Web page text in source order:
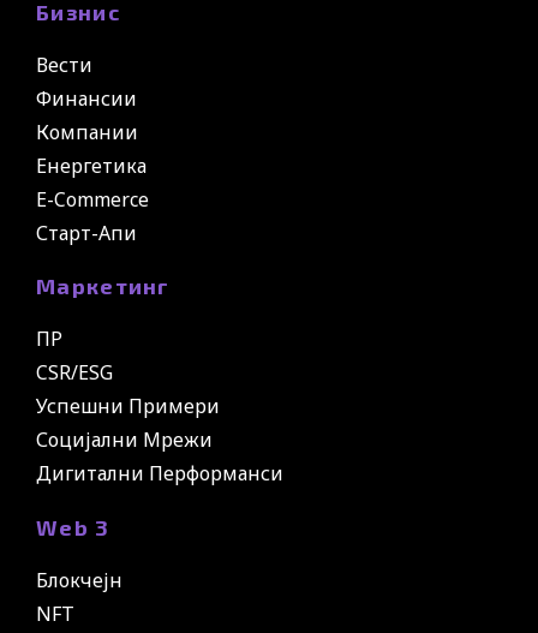
Бизнис
Вести
Финансии
Компании
Енергетика
E-Commerce
Старт-Апи
Маркетинг
ПР
CSR/ESG
Успешни Примери
Социјални Мрежи
Дигитални Перформанси
Web 3
Блокчејн
NFT